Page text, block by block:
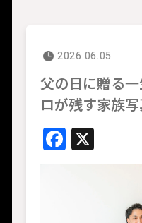
2026.06.05
父の日に贈る
ロが残す家族
X